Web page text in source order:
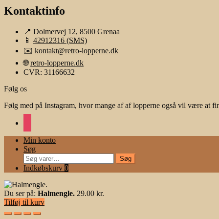
Kontaktinfo
📍 Dolmervej 12, 8500 Grenaa
📱 42912316 (SMS)
✉️ kontakt@retro-lopperne.dk
🌐retro-lopperne.dk
CVR: 31166632
Følg os
Følg med på Instagram, hvor mange af af lopperne også vil være at
Min konto
Søg
Søg
efter:
Søg
Indkøbskurv 0
Du ser på: Halmengle. 29.00 kr.
Tilføj til kurv